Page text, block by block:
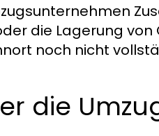
die Lagerung
noch nicht
die